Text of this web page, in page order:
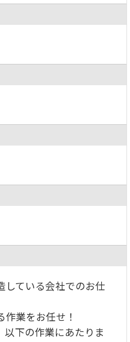
している会社でのお仕
業をお任せ！
下の作業にあたりま